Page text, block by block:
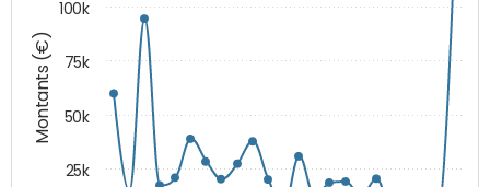
Montants (€)
25k
50k
75k
100k